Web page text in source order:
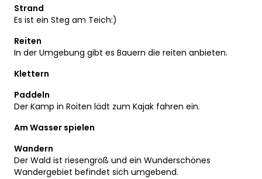
Strand
Es ist ein Steg am Teich:)
Reiten
In der Umgebung gibt es Bauern die reiten anbieten.
Klettern
Paddeln
Der Kamp in Roiten lädt zum Kajak fahren ein.
Am Wasser spielen
Wandern
Der Wald ist riesengroß und ein Wunderschönes
Wandergebiet befindet sich umgebend.